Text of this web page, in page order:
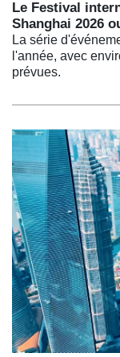
Le Festival
Shanghai 2026
La série
l'année, avec
prévues.